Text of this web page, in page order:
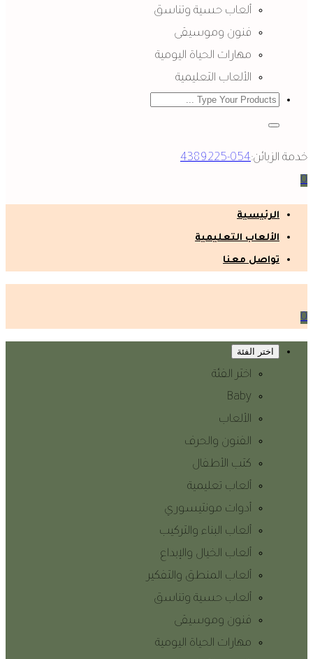
ألعاب حسية وتناسق
فنون وموسيقى
مهارات الحياة اليومية
الألعاب التعليمية
خدمة الزبائن:054-4389225
0
الرئيسية
الألعاب التعليمية
تواصل معنا
0
اختر الفئة
اختر الفئة
Baby
الألعاب
الفنون والحرف
كتب الأطفال
ألعاب تعليمية
أدوات مونتيسوري
ألعاب البناء والتركيب
ألعاب الخيال والإبداع
ألعاب المنطق والتفكير
ألعاب حسية وتناسق
فنون وموسيقى
مهارات الحياة اليومية